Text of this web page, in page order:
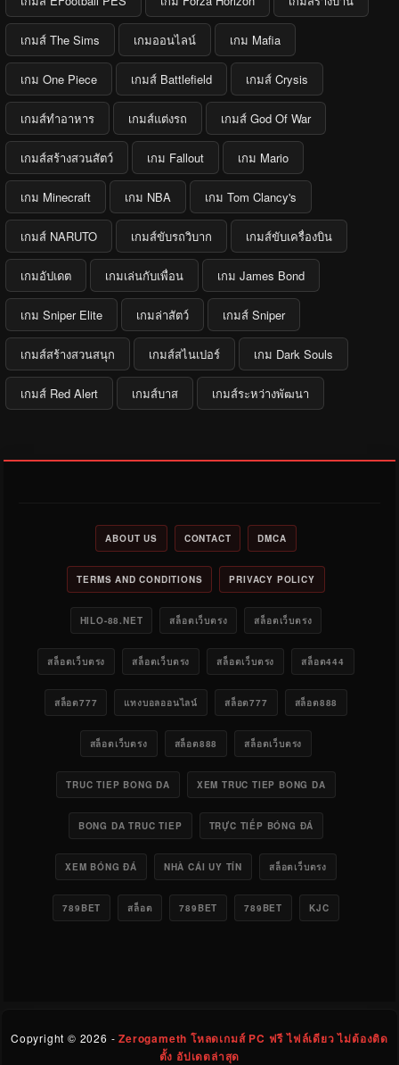
เกมส์ The Sims เกมออนไลน์ เกม Mafia
เกม One Piece เกมส์ Battlefield เกมส์ Crysis
เกมส์ทำอาหาร เกมส์แต่งรถ เกมส์ God Of War
เกมส์สร้างสวนสัตว์ เกม Fallout เกม Mario
เกม Minecraft เกม NBA เกม Tom Clancy's
เกมส์ NARUTO เกมส์ขับรถวิบาก เกมส์ขับเครื่องบิน
เกมอัปเดต เกมเล่นกับเพื่อน เกม James Bond
เกม Sniper Elite เกมล่าสัตว์ เกมส์ Sniper
เกมส์สร้างสวนสนุก เกมส์สไนเปอร์ เกม Dark Souls
เกมส์ Red Alert เกมส์บาส เกมส์ระหว่างพัฒนา
ABOUT US CONTACT DMCA
TERMS AND CONDITIONS PRIVACY POLICY
HILO-88.NET สล็อตเว็บตรง สล็อตเว็บตรง
สล็อตเว็บตรง สล็อตเว็บตรง สล็อตเว็บตรง สล็อต444
สล็อต777 แทงบอลออนไลน์ สล็อต777 สล็อต888
สล็อตเว็บตรง สล็อต888 สล็อตเว็บตรง
TRUC TIEP BONG DA XEM TRUC TIEP BONG DA
BONG DA TRUC TIEP TRỰC TIẾP BÓNG ĐÁ
XEM BÓNG ĐÁ NHÀ CÁI UY TÍN สล็อตเว็บตรง
789BET สล็อต 789BET 789BET KJC
Copyright © 2026 -Zerogameth โหลดเกมส์ PC ฟรี ไฟล์เดียว ไม่ต้องติด
ตั้ง อัปเดตล่าสุด